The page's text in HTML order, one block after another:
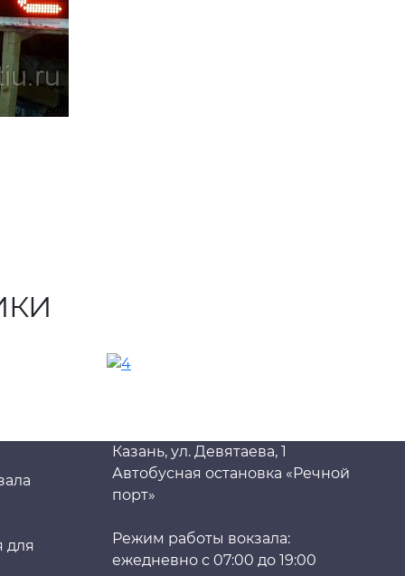
для
Казань, ул. Девятаева, 1
Автобусная остановка «Речной
порт»
Режим работы вокзала:
ежедневно с 07:00 до 19:00